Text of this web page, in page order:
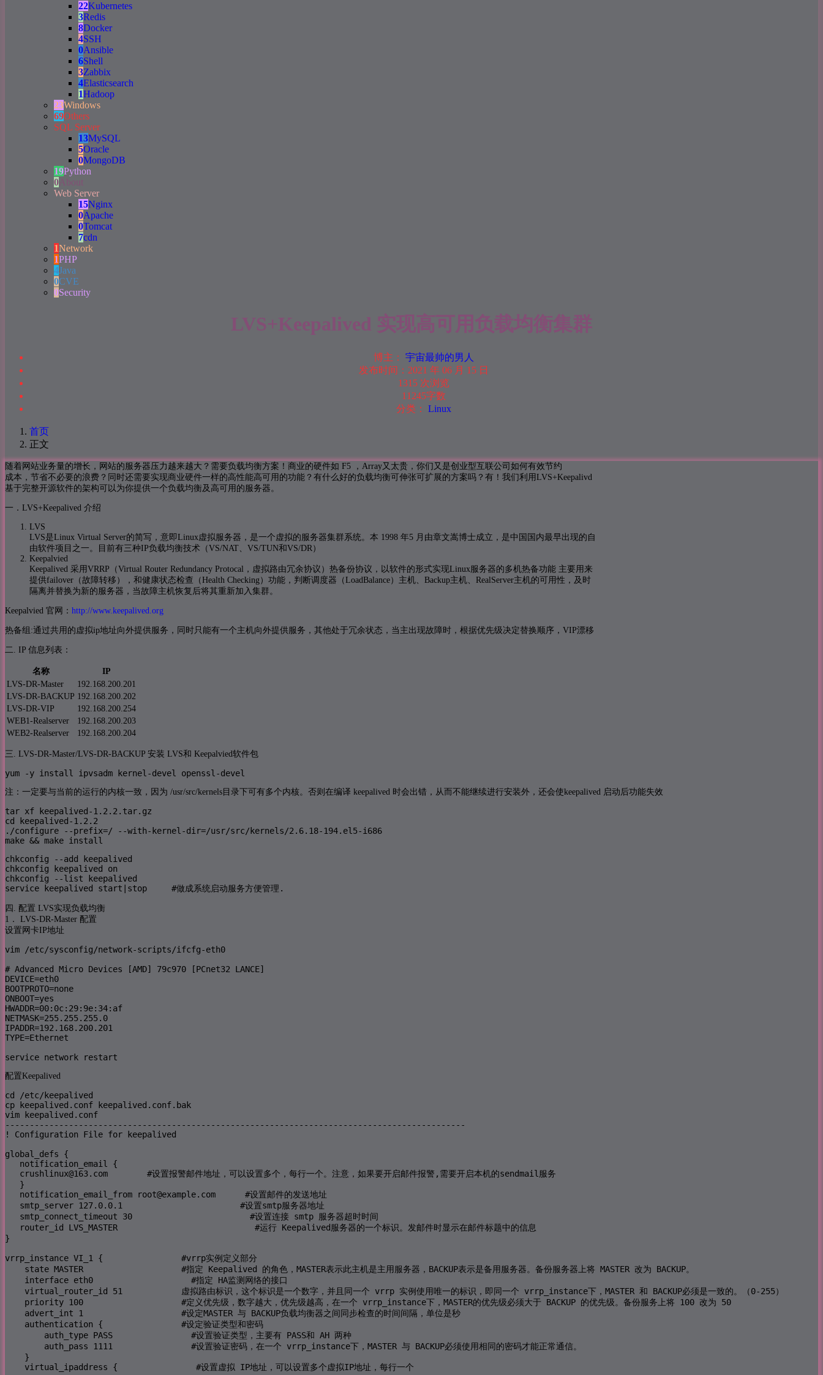
22Kubernetes
3Redis
8Docker
4SSH
0Ansible
6Shell
3Zabbix
4Elasticsearch
1Hadoop
23Windows
69Others
SQL Server
13MySQL
5Oracle
0MongoDB
19Python
0 About
Web Server
15Nginx
0Apache
0Tomcat
7cdn
1Network
1PHP
4Java
0CVE
0Security
LVS+Keepalived 实现高可用负载均衡集群
博主：
宇宙最帅的男人
发布时间： 2021 年 06 月 15 日
1315 次浏览
11245字数
分类：
Linux
首页
正文
随着网站业务量的增长，网站的服务器压力越来越大？需要负载均衡方案！商业的硬件如 F5 ，Array又太贵，你们又是创业型互联公司如何有效节约
成本，节省不必要的浪费？同时还需要实现商业硬件一样的高性能高可用的功能？有什么好的负载均衡可伸张可扩展的方案吗？有！我们利用LVS+Keepalivd
基于完整开源软件的架构可以为你提供一个负载均衡及高可用的服务器。
一．LVS+Keepalived 介绍
LVS
LVS是Linux Virtual Server的简写，意即Linux虚拟服务器，是一个虚拟的服务器集群系统。本 1998 年5 月由章文嵩博士成立，是中国国内最早出现的自
由软件项目之一。目前有三种IP负载均衡技术（VS/NAT、VS/TUN和VS/DR）
Keepalvied
Keepalived 采用VRRP（Virtual Router Redundancy Protocal，虚拟路由冗余协议）热备份协议，以软件的形式实现Linux服务器的多机热备功能 主要用来
提供failover（故障转移），和健康状态检查（Health Checking）功能，判断调度器（LoadBalance）主机、Backup主机、RealServer主机的可用性，及时
隔离并替换为新的服务器，当故障主机恢复后将其重新加入集群。
Keepalvied 官网： http://www.keepalived.org
热备组:通过共用的虚拟ip地址向外提供服务，同时只能有一个主机向外提供服务，其他处于冗余状态，当主出现故障时，根据优先级决定替换顺序，VIP漂移
二. IP 信息列表：
名称
IP
LVS-DR-Master
192.168.200.201
LVS-DR-BACKUP 192.168.200.202
LVS-DR-VIP
192.168.200.254
WEB1-Realserver
192.168.200.203
WEB2-Realserver
192.168.200.204
三. LVS-DR-Master/LVS-DR-BACKUP 安装 LVS和 Keepalvied软件包
yum -y install ipvsadm kernel-devel openssl-devel
注：一定要与当前的运行的内核一致，因为 /usr/src/kernels目录下可有多个内核。否则在编译 keepalived 时会出错，从而不能继续进行安装外，还会使keepalived 启动后功能失效
tar xf keepalived-1.2.2.tar.gz
cd keepalived-1.2.2
./configure --prefix=/ --with-kernel-dir=/usr/src/kernels/2.6.18-194.el5-i686
make && make install
chkconfig --add keepalived
chkconfig keepalived on
chkconfig --list keepalived
service keepalived start|stop     #做成系统启动服务方便管理.
四. 配置 LVS实现负载均衡
1． LVS-DR-Master 配置
设置网卡IP地址
vim /etc/sysconfig/network-scripts/ifcfg-eth0
# Advanced Micro Devices [AMD] 79c970 [PCnet32 LANCE]
DEVICE=eth0
BOOTPROTO=none
ONBOOT=yes
HWADDR=00:0c:29:9e:34:af
NETMASK=255.255.255.0
IPADDR=192.168.200.201
TYPE=Ethernet
service network restart
配置Keepalived
cd /etc/keepalived
cp keepalived.conf keepalived.conf.bak
vim keepalived.conf
----------------------------------------------------------------------------------------------
! Configuration File for keepalived
global_defs {
   notification_email {
   crushlinux@163.com        #设置报警邮件地址，可以设置多个，每行一个。注意，如果要开启邮件报警,需要开启本机的sendmail服务
   }
   notification_email_from root@example.com      #设置邮件的发送地址
   smtp_server 127.0.0.1                        #设置smtp服务器地址
   smtp_connect_timeout 30                        #设置连接 smtp 服务器超时时间
   router_id LVS_MASTER                            #运行 Keepalived服务器的一个标识。发邮件时显示在邮件标题中的信息
}
vrrp_instance VI_1 {                #vrrp实例定义部分
    state MASTER                    #指定 Keepalived 的角色，MASTER表示此主机是主用服务器，BACKUP表示是备用服务器。备份服务器上将 MASTER 改为 BACKUP。
    interface eth0                    #指定 HA监测网络的接口
    virtual_router_id 51            虚拟路由标识，这个标识是一个数字，并且同一个 vrrp 实例使用唯一的标识，即同一个 vrrp_instance下，MASTER 和 BACKUP必须是一致的。（0-255）
    priority 100                    #定义优先级，数字越大，优先级越高，在一个 vrrp_instance下，MASTER的优先级必须大于 BACKUP 的优先级。备份服务上将 100 改为 50
    advert_int 1                    #设定MASTER 与 BACKUP负载均衡器之间同步检查的时间间隔，单位是秒
    authentication {                #设定验证类型和密码
        auth_type PASS                #设置验证类型，主要有 PASS和 AH 两种
        auth_pass 1111                #设置验证密码，在一个 vrrp_instance下，MASTER 与 BACKUP必须使用相同的密码才能正常通信。
    }
    virtual_ipaddress {                #设置虚拟 IP地址，可以设置多个虚拟IP地址，每行一个